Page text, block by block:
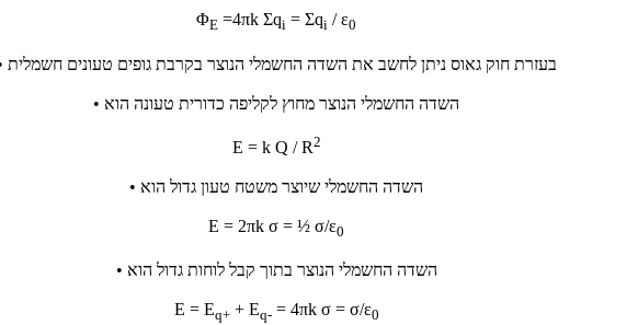
ΦE =4πk Σqi = Σqi / ε0
• בעזרת חוק גאוס ניתן לחשב את השדה החשמלי הנוצר בקרבת גופים טעונים חשמלית
• השדה החשמלי הנוצר מחוץ לקליפה כדורית טעונה הוא
E = k Q / R2
• השדה החשמלי שיוצר משטח טעון גדול הוא
E = 2πk σ = ½ σ/ε0
• השדה החשמלי הנוצר בתוך קבל לוחות גדול הוא
E = Eq+ + Eq- = 4πk σ = σ/ε0